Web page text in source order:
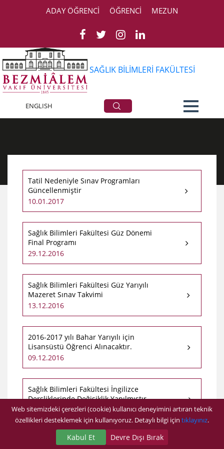
ADAY ÖĞRENCİ ÖĞRENCİ MEZUN
SAĞLIK BİLİMLERİ FAKÜLTESİ
ENGLISH Duyurular
Tatil Nedeniyle Sınav Programları
Güncellenmiştir
10.01.2017
Sağlık Bilimleri Fakültesi Güz Dönemi
Final Programı
29.12.2016
Sağlık Bilimleri Fakültesi Güz Yarıyılı
Mazeret Sınav Takvimi
13.12.2016
2016-2017 yılı Bahar Yarıyılı için
Lisansüstü Öğrenci Alınacaktır.
09.12.2016
Sağlık Bilimleri Fakültesi İngilizce
Dersliklerinde Değişiklik Yapılmıştır.
05.10.2016
Hemşirelik Bölümü Yardımcı Doçent
Web sitemizdeki çerezleri (cookie) kullanıcı deneyimini artıran teknik
özellikleri desteklemek için kullanıyoruz. Detaylı bilgi için tıklayınız.
Kabul Et Devre Dışı Bırak